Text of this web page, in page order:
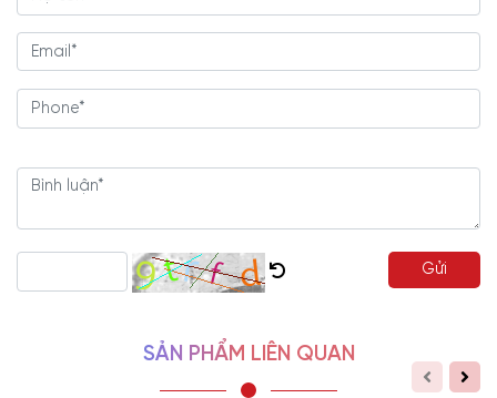
cấp.
Báo giá
tối đa.
Lắp đặt, bảo hành
Miễn phí thiết kếgiường ngủ baytheo yêu cầu.
thể ẩn đi, giống như đang lơ lửng, bay bay.
Giường giấu
chânkhông chỉ mang lại tính thẩm mỹ cao mà còn tối ưu
Dưới đây là những thông tin chi tiết về sản phẩm dành cho
Gửi
SẢN PHẨM LIÊN QUAN